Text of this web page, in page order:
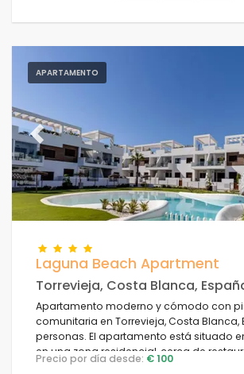
APARTAMENTO
Previous
Laguna Beach Apartment
Torrevieja, Costa Blanca,
Apartamento moderno y cómodo con
comunitaria en Torrevieja, Costa Blanca,
personas. El apartamento está situado
en una zona residencial, cerca de
tiendas y supermercados, y a 4 km de la
Precio por día desde: € 100